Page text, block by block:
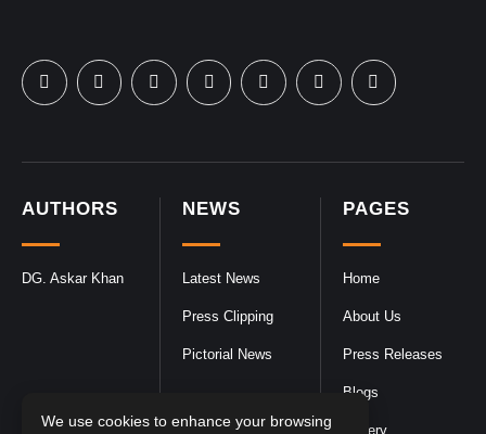
PAGES
Home
About Us
Press Releases
Blogs
Gallery
NEWS
Latest News
Press Clipping
Pictorial News
AUTHORS
DG. Askar Khan
We use cookies to enhance your browsing